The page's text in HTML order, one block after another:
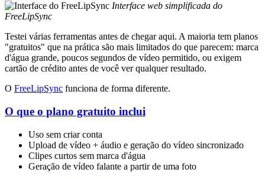
Interface web simplificada do
FreeLipSync
Testei várias ferramentas antes de chegar aqui. A maioria tem planos
"gratuitos" que na prática são mais limitados do que parecem: marca
d'água grande, poucos segundos de vídeo permitido, ou exigem
cartão de crédito antes de você ver qualquer resultado.
O FreeLipSync funciona de forma diferente.
O que o plano gratuito inclui
Uso sem criar conta
Upload de vídeo + áudio e geração do vídeo sincronizado
Clipes curtos sem marca d'água
Geração de vídeo falante a partir de uma foto